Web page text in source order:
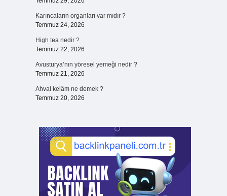
Karıncaların organları var mıdır ?
Temmuz 24, 2026
High tea nedir ?
Temmuz 22, 2026
Avusturya’nın yöresel yemeği nedir ?
Temmuz 21, 2026
Ahval kelâm ne demek ?
Temmuz 20, 2026